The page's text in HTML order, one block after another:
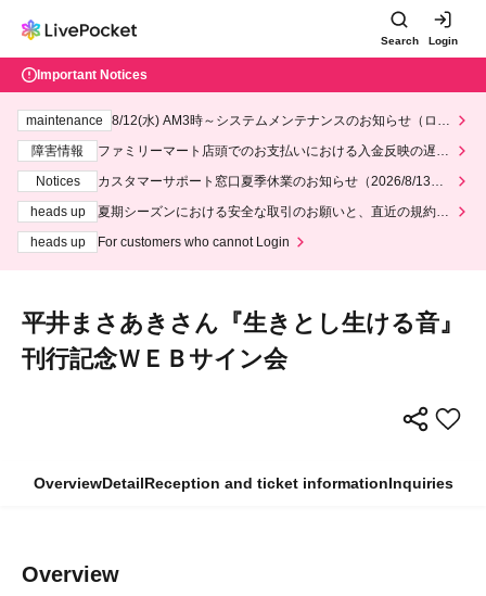
Search Login
Important Notices
maintenance
8/12(水) AM3時～システムメンテナンスのお知らせ（ロー
障害情報
ファミリーマート店頭でのお支払いにおける入金反映の遅延
Notices
カスタマーサポート窓口夏季休業のお知らせ（2026/8/13～2
heads up
夏期シーズンにおける安全な取引のお願いと、直近の規約違
heads up
For customers who cannot Login
平井まさあきさん『生きとし生ける音』
刊行記念ＷＥＢサイン会
OverviewDetailReception and ticket informationInquiries
Overview